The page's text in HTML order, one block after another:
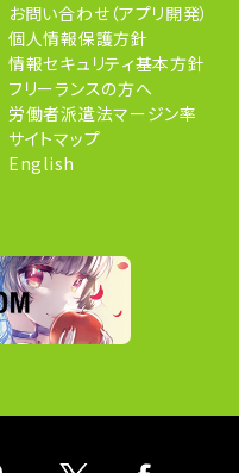
お問い合わせ（アプリ開発）
個人情報保護方針
情報セキュリティ基本方針
フリーランスの方へ
労働者派遣法マージン率
サイトマップ
English